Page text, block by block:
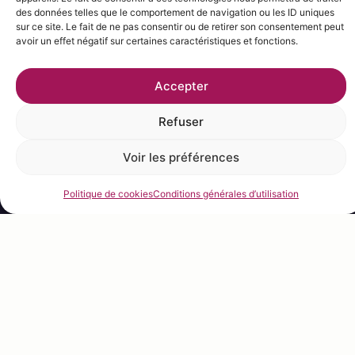
des données telles que le comportement de navigation ou les ID uniques
sur ce site. Le fait de ne pas consentir ou de retirer son consentement peut
avoir un effet négatif sur certaines caractéristiques et fonctions.
Accepter
Refuser
Voir les préférences
Politique de cookiesConditions générales d’utilisation
immersive du cocktail, où chaque détail participe
à l’expérience.
Ainsi, il ne crée pas seulement des boissons. Il crée
des moments d’évasion.
DISCOVER THE MIXOLOGIST